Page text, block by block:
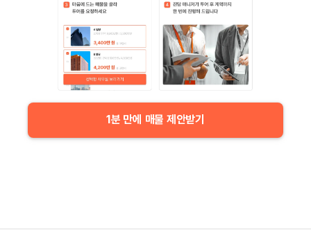
1분 만에 매물 제안받기